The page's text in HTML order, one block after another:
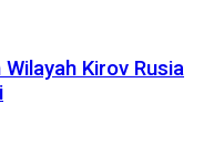
Kirov Rusia